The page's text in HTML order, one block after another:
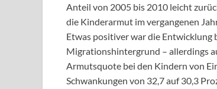
Anteil von 2005 bis 2010 leicht
die Kinderarmut im vergangenen
Etwas positiver war die
Migrationshintergrund – allerdings
Armutsquote bei den Kindern von
Schwankungen von 32,7 auf 30,3